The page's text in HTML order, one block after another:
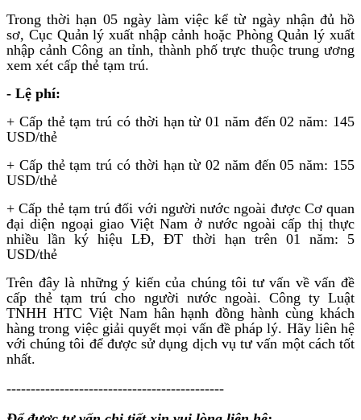
Trong thời hạn 05 ngày làm việc kể từ ngày nhận đủ hồ
sơ, Cục Quản lý xuất nhập cảnh hoặc Phòng Quản lý xuất
nhập cảnh Công an tỉnh, thành phố trực thuộc trung ương
xem xét cấp thẻ tạm trú.
- Lệ phí:
+ Cấp thẻ tạm trú có thời hạn từ 01 năm đến 02 năm: 145
USD/thẻ
+ Cấp thẻ tạm trú có thời hạn từ 02 năm đến 05 năm: 155
USD/thẻ
+ Cấp thẻ tạm trú đối với người nước ngoài được Cơ quan
đại diện ngoại giao Việt Nam ở nước ngoài cấp thị thực
nhiều lần ký hiệu LĐ, ĐT thời hạn trên 01 năm: 5
USD/thẻ
Trên đây là những ý kiến của chúng tôi tư vấn về vấn đề
cấp thẻ tạm trú cho người nước ngoài. Công ty Luật
TNHH HTC Việt Nam hân hạnh đồng hành cùng khách
hàng trong việc giải quyết mọi vấn đề pháp lý. Hãy liên hệ
với chúng tôi để được sử dụng dịch vụ tư vấn một cách tốt
nhất.
---------------------------------------------